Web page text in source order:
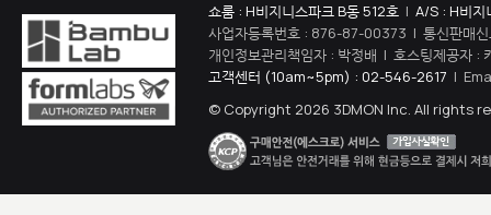
쇼룸 : H비지니스파크 B동 512호 | A/S : H비지
사업자등록번호 : 876-87-00373 | 통신판매
개인정보관리책임자 : 박정배 | 호스팅제공자 :
고객센터 (10am~5pm) : 02-546-2617 |
© Copyright 2026 3DMON Inc. All rights